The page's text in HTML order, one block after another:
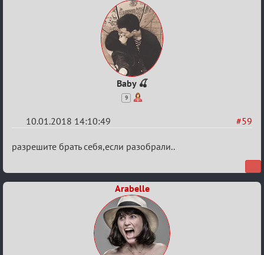
Baby 🍒
9
#59
10.01.2018 14:10:49
Re:
«Менеджер
разрешите брать себя,если разобрали..
Arabelle